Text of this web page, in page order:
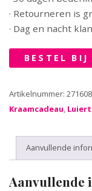
· Retourneren is
· Dag en nacht
BESTEL BIJ
Artikelnummer:
Kraamcadeau,
Aanvullende
Aanvullende